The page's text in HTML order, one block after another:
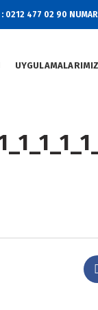
0212 477 02 90
UYGULAMALARIMIZ